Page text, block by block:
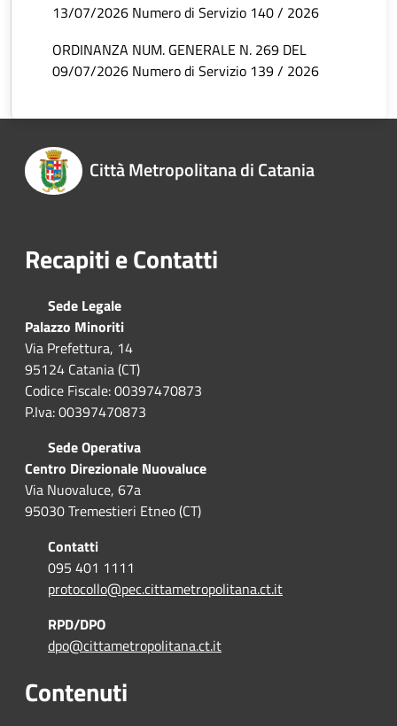
13/07/2026 Numero di Servizio 140 / 2026
ORDINANZA NUM. GENERALE N. 269 DEL
09/07/2026 Numero di Servizio 139 / 2026
Città Metropolitana di Catania
Recapiti e Contatti
Sede Legale
Palazzo Minoriti
Via Prefettura, 14
95124 Catania (CT)
Codice Fiscale: 00397470873
P.Iva: 00397470873
Sede Operativa
Centro Direzionale Nuovaluce
Via Nuovaluce, 67a
95030 Tremestieri Etneo (CT)
Contatti
095 401 1111
protocollo@pec.cittametropolitana.ct.it
RPD/DPO
dpo@cittametropolitana.ct.it
Contenuti